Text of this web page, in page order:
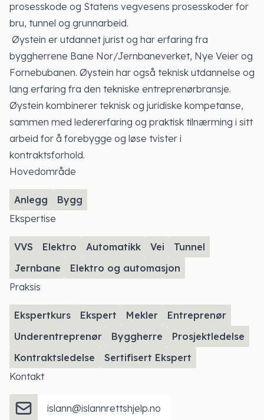
prosesskode og Statens vegvesens prosesskoder for
bru, tunnel og grunnarbeid.
Øystein er utdannet jurist og har erfaring fra
byggherrene Bane Nor/Jernbaneverket, Nye Veier og
Fornebubanen. Øystein har også teknisk utdannelse og
lang erfaring fra den tekniske entreprenørbransje.
Øystein kombinerer teknisk og juridiske kompetanse,
sammen med ledererfaring og praktisk tilnærming i sitt
arbeid for å forebygge og løse tvister i
kontraktsforhold.
Hovedområde
Anlegg
Bygg
Ekspertise
VVS Elektro Automatikk Vei
Tunnel
Jernbane
Elektro og automasjon
Praksis
Ekspertkurs Ekspert Mekler
Entreprenør
Underentreprenør
Byggherre
Prosjektledelse
Kontraktsledelse
Sertifisert Ekspert
Kontakt
islann@islannrettshjelp.no